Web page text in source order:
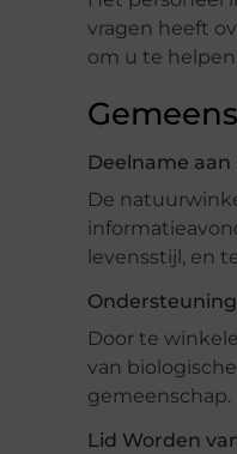
vragen heeft
om u te helpen.
Deelname
De
levensstijl, en
Door te
van
gemeenschap.
Lid Worden